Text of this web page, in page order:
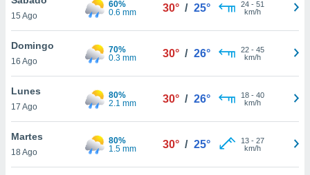
en
más
nuestra
de
15 Ago
60%
0.6 mm
30° / 25° 24- 51
km/h
Domingo
16 Ago
70%
0.3 mm
30° / 26° 22- 45
km/h
Lunes
17 Ago
80%
2.1 mm
30° / 26° 18- 40
km/h
Martes
18 Ago
80%
1.5 mm
30° / 25° 13- 27
km/h